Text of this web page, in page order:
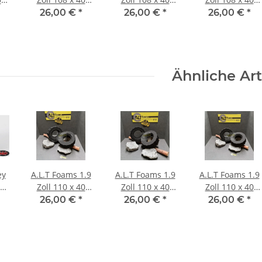
mm Ultra Super
26,00 € *
mm Soft für 1
26,00 € *
mm für 1 Lage
26,00 € *
Ähnliche
A.L.T Foams 1.9
Zoll 110 x 40
mm Super Soft
26,00 € *
A.L.T Foams 1.9
Zoll 110 x 40
mm Super Soft
26,00 € *
A.L.T Foams 1.9
Zoll 110 x 40
mm Soft (2
26,00 € *